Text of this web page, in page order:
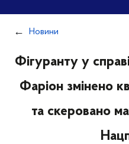
Новини
Фігуранту у
Фаріон змінено
та скеровано